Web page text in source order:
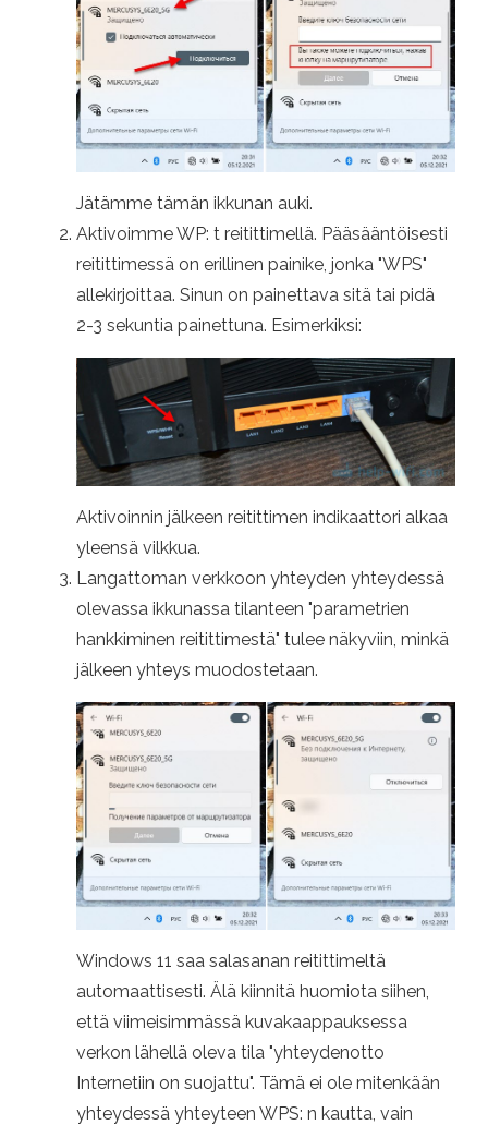
Jätämme tämän ikkunan auki.
Aktivoimme WP: t reitittimellä. Pääsääntöisesti
reitittimessä on erillinen painike, jonka "WPS"
allekirjoittaa. Sinun on painettava sitä tai pidä
2-3 sekuntia painettuna. Esimerkiksi:
Aktivoinnin jälkeen reitittimen indikaattori alkaa
yleensä vilkkua.
Langattoman verkkoon yhteyden yhteydessä
olevassa ikkunassa tilanteen "parametrien
hankkiminen reitittimestä" tulee näkyviin, minkä
jälkeen yhteys muodostetaan.
Windows 11 saa salasanan reitittimeltä
automaattisesti. Älä kiinnitä huomiota siihen,
että viimeisimmässä kuvakaappauksessa
verkon lähellä oleva tila "yhteydenotto
Internetiin on suojattu". Tämä ei ole mitenkään
yhteydessä yhteyteen WPS: n kautta, vain